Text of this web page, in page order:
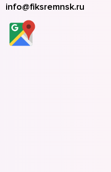
info@fiksremnsk.ru